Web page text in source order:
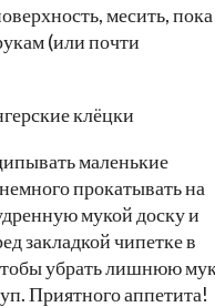
месить, пока
(или почти
маленькие
прокатывать на
мукой доску и
закладкой чипетке в
убрать лишнюю
Приятного аппетита!